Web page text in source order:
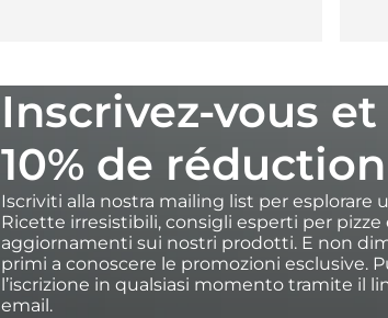
Inscrivez-vous
10% de
Iscriviti alla nostra mailing list per esplorare
Ricette irresistibili, consigli esperti per
aggiornamenti sui nostri prodotti. E non
primi a conoscere le promozioni esclusive.
l’iscrizione in qualsiasi momento tramite il
email.